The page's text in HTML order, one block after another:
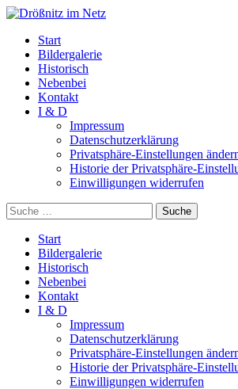
Start
Bildergalerie
Historisch
Nebenbei
Kontakt
I & D
Impressum
Datenschutzerklärung
Privatsphäre-Einstellungen
Historie der Privatsphäre-
Einwilligungen widerrufen
Suche
Start
Bildergalerie
Historisch
Nebenbei
Kontakt
I & D
Impressum
Datenschutzerklärung
Privatsphäre-Einstellungen
Historie der Privatsphäre-
Einwilligungen widerrufen